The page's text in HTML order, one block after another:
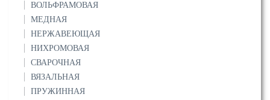
ВОЛЬФРАМОВАЯ
МЕДНАЯ
НЕРЖАВЕЮЩАЯ
НИХРОМОВАЯ
СВАРОЧНАЯ
ВЯЗАЛЬНАЯ
ПРУЖИННАЯ